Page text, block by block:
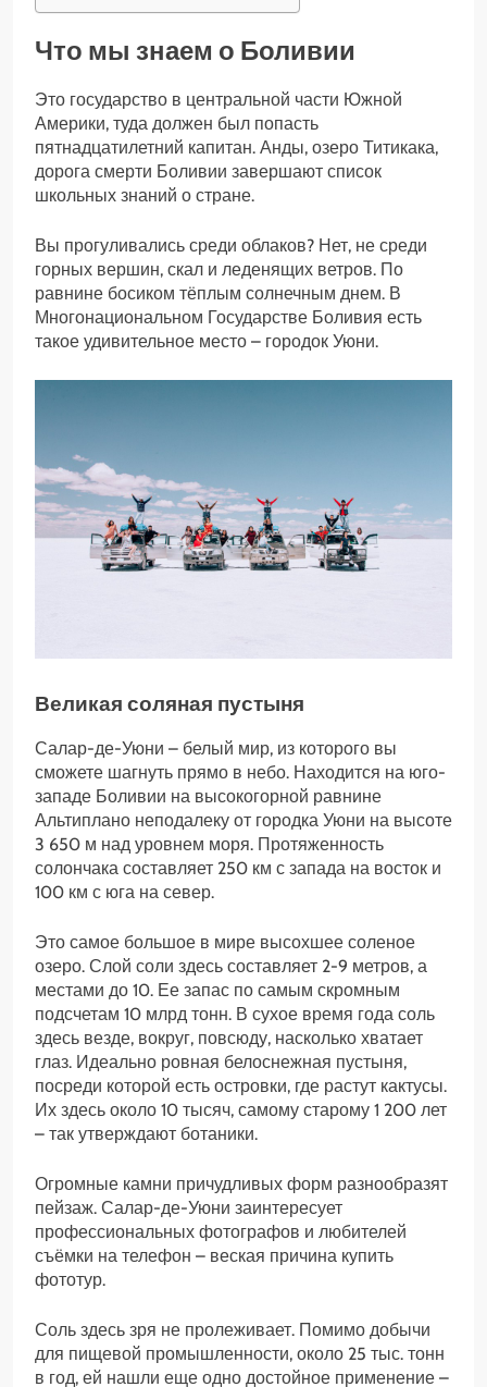
Что мы знаем о Боливии
Это государство в центральной части Южной
Америки, туда должен был попасть
пятнадцатилетний капитан. Анды, озеро Титикака,
дорога смерти Боливии завершают список
школьных знаний о стране.
Вы прогуливались среди облаков? Нет, не среди
горных вершин, скал и леденящих ветров. По
равнине босиком тёплым солнечным днем. В
Многонациональном Государстве Боливия есть
такое удивительное место – городок Уюни.
Великая соляная пустыня
Салар-де-Уюни – белый мир, из которого вы
сможете шагнуть прямо в небо. Находится на юго-
западе Боливии на высокогорной равнине
Альтиплано неподалеку от городка Уюни на высоте
3 650 м над уровнем моря. Протяженность
солончака составляет 250 км с запада на восток и
100 км с юга на север.
Это самое большое в мире высохшее соленое
озеро. Слой соли здесь составляет 2-9 метров, а
местами до 10. Ее запас по самым скромным
подсчетам 10 млрд тонн. В сухое время года соль
здесь везде, вокруг, повсюду, насколько хватает
глаз. Идеально ровная белоснежная пустыня,
посреди которой есть островки, где растут кактусы.
Их здесь около 10 тысяч, самому старому 1 200 лет
– так утверждают ботаники.
Огромные камни причудливых форм разнообразят
пейзаж. Салар-де-Уюни заинтересует
профессиональных фотографов и любителей
съёмки на телефон – веская причина купить
фототур.
Соль здесь зря не пролеживает. Помимо добычи
для пищевой промышленности, около 25 тыс. тонн
в год, ей нашли еще одно достойное применение –